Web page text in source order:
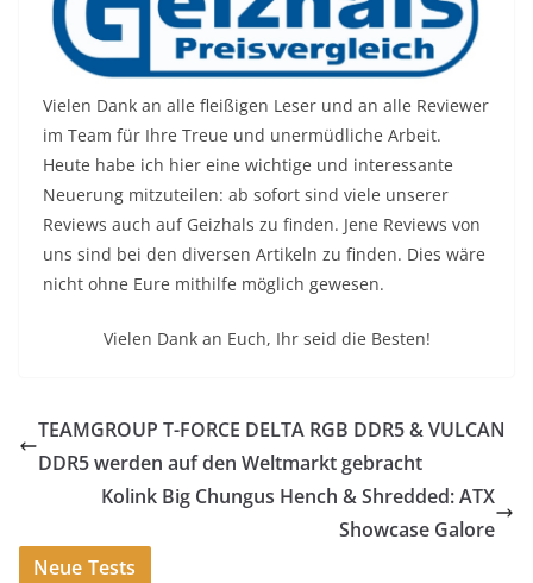
Vielen Dank an alle fleißigen Leser und an alle Reviewer
im Team für Ihre Treue und unermüdliche Arbeit.
Heute habe ich hier eine wichtige und interessante
Neuerung mitzuteilen: ab sofort sind viele unserer
Reviews auch auf Geizhals zu finden. Jene Reviews von
uns sind bei den diversen Artikeln zu finden. Dies wäre
nicht ohne Eure mithilfe möglich gewesen.
Vielen Dank an Euch, Ihr seid die Besten!
TEAMGROUP T-FORCE DELTA RGB DDR5 & VULCAN
DDR5 werden auf den Weltmarkt gebracht
Kolink Big Chungus Hench & Shredded: ATX
Showcase Galore
Neue Tests